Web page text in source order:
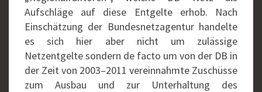
Aufschläge auf diese Entgelte erhob. Nach
Einschätzung der Bundesnetzagentur handelte
es sich hier aber nicht um zulässige
Netzentgelte sondern de facto um von der DB in
der Zeit von 2003–2011 vereinnahmte Zuschüsse
zum Ausbau und zur Unterhaltung des